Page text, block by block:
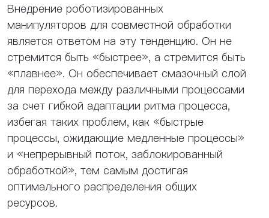
Внедрение роботизированных
манипуляторов для совместной обработки
является ответом на эту тенденцию. Он не
стремится быть «быстрее», а стремится быть
«плавнее». Он обеспечивает смазочный слой
для перехода между различными процессами
за счет гибкой адаптации ритма процесса,
избегая таких проблем, как «быстрые
процессы, ожидающие медленные процессы»
и «непрерывный поток, заблокированный
обработкой», тем самым достигая
оптимального распределения общих
ресурсов.